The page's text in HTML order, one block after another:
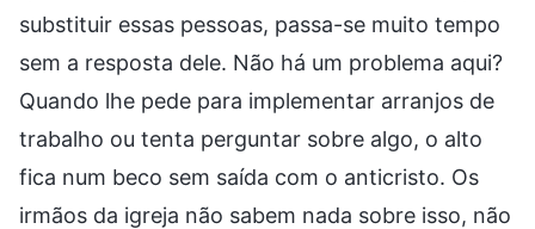
substituir essas pessoas, passa-se muito tempo
sem a resposta dele. Não há um problema aqui?
Quando lhe pede para implementar arranjos de
trabalho ou tenta perguntar sobre algo, o alto
fica num beco sem saída com o anticristo. Os
irmãos da igreja não sabem nada sobre isso, não